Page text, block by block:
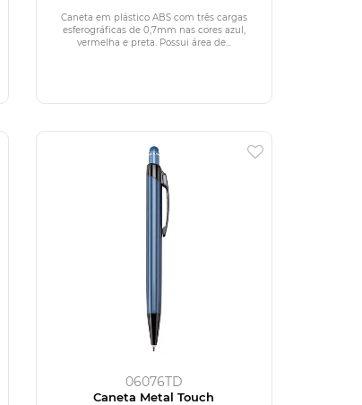
Caneta em plástico ABS com três cargas
esferográficas de 0,7mm nas cores azul,
vermelha e preta. Possui área de...
06076TD
Caneta Metal Touch